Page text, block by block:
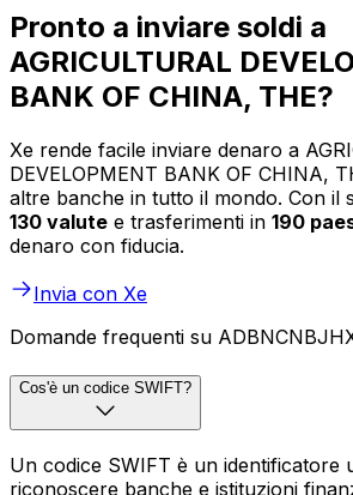
Pronto a inviare soldi a
AGRICULTURAL
BANK OF CHINA, THE?
Xe rende facile inviare denaro a
DEVELOPMENT BANK OF CHINA,
altre banche in tutto il mondo. Con il
130 valute e trasferimenti in 190
denaro con fiducia.
Invia con Xe
Domande frequenti su
Cos'è un codice SWIFT?
Un codice SWIFT è un identificatore
riconoscere banche e istituzioni